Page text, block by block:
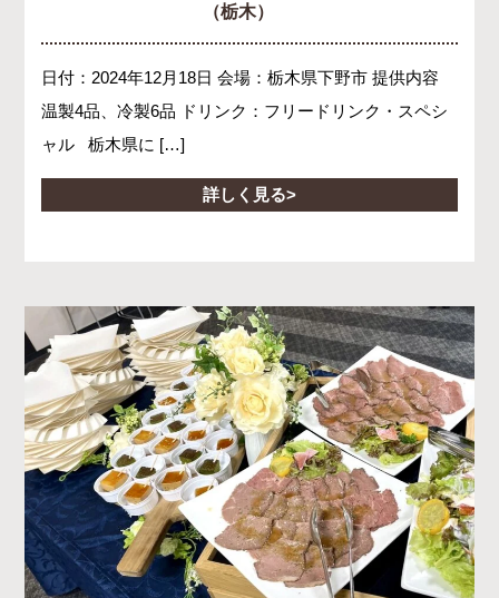
（栃木）
日付：2024年12月18日 会場：栃木県下野市 提供内容
温製4品、冷製6品 ドリンク：フリードリンク・スペシ
ャル 栃木県に […]
詳しく見る